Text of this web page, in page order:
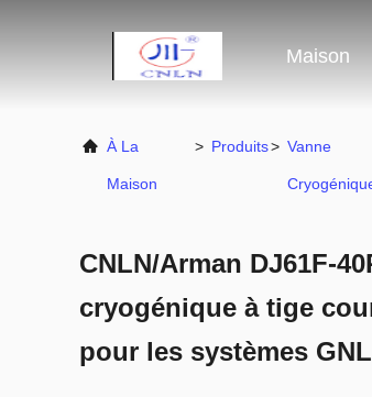
Maison
À La
Maison
> Produits> Vanne
CNLN/Arman DJ61F-
cryogénique à tige
pour les systèmes